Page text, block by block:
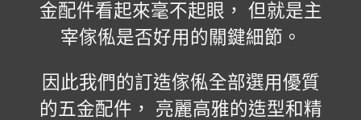
金配件看起來毫不起眼， 但就是主
宰傢俬是否好用的關鍵細節。
因此我們的訂造傢俬全部選用優質
的五金配件， 亮麗高雅的造型和精